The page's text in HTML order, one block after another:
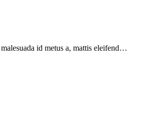
id metus a, mattis eleifend…